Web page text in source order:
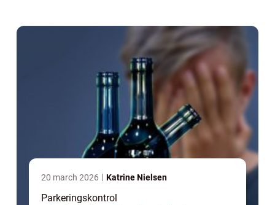
20 march 2026 Katrine Nielsen
Parkeringskontrol